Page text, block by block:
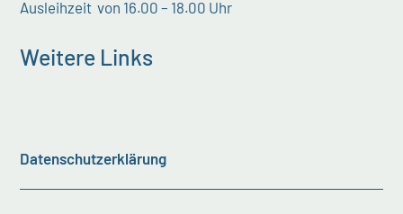
Ausleihzeit von 16.00 – 18.00 Uhr
Weitere Links
Datenschutzerklärung